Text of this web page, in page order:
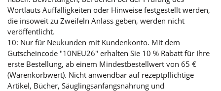
Wortlauts Auffälligkeiten oder Hinweise festgestellt werden,
die insoweit zu Zweifeln Anlass geben, werden nicht
veröffentlicht.
10: Nur für Neukunden mit Kundenkonto. Mit dem
Gutscheincode "10NEU26" erhalten Sie 10 % Rabatt für Ihre
erste Bestellung, ab einem Mindestbestellwert von 65 €
(Warenkorbwert). Nicht anwendbar auf rezeptpflichtige
Artikel, Bücher, Säuglingsanfangsnahrung und